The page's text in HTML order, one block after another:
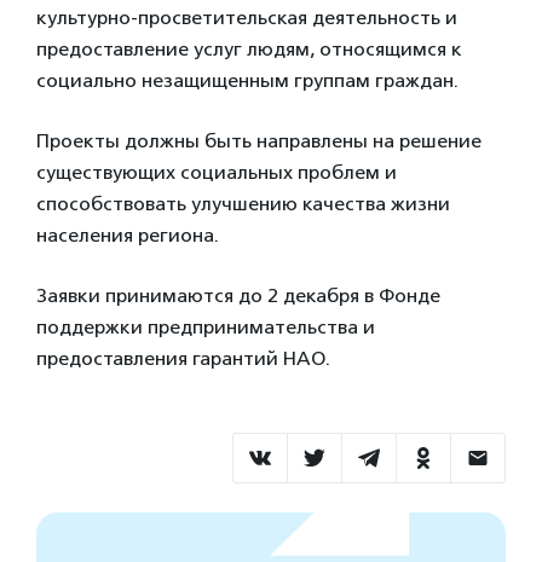
культурно-просветительская деятельность и
предоставление услуг людям, относящимся к
социально незащищенным группам граждан.
Проекты должны быть направлены на решение
существующих социальных проблем и
способствовать улучшению качества жизни
населения региона.
Заявки принимаются до 2 декабря в Фонде
поддержки предпринимательства и
предоставления гарантий НАО.